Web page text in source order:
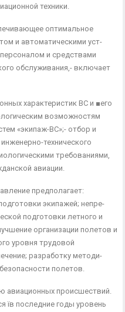
техники.
оптимальное
и автоматическими уст­
и средствами
обслуживания,- включает
характеристик ВС и ■его
возможнос­тям
«экипаж-ВС»;- от­бор и
техничес­кого
требова­ниями,
авиации.
предполагает:
экипажей; непре­
подготовки летного и
организации поле­тов и
уровня трудовой
разработку методи­
полетов.
авиационных проис­шествий.
последние годы уровень